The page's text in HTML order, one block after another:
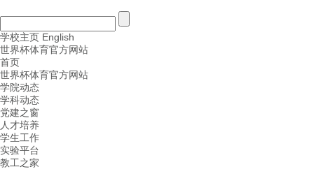
学校主页 English
世界杯体育官方网站
首页
世界杯体育官方网站
学院动态
学科动态
党建之窗
人才培养
学生工作
实验平台
教工之家